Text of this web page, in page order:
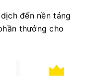
đến nền tảng
thưởng cho